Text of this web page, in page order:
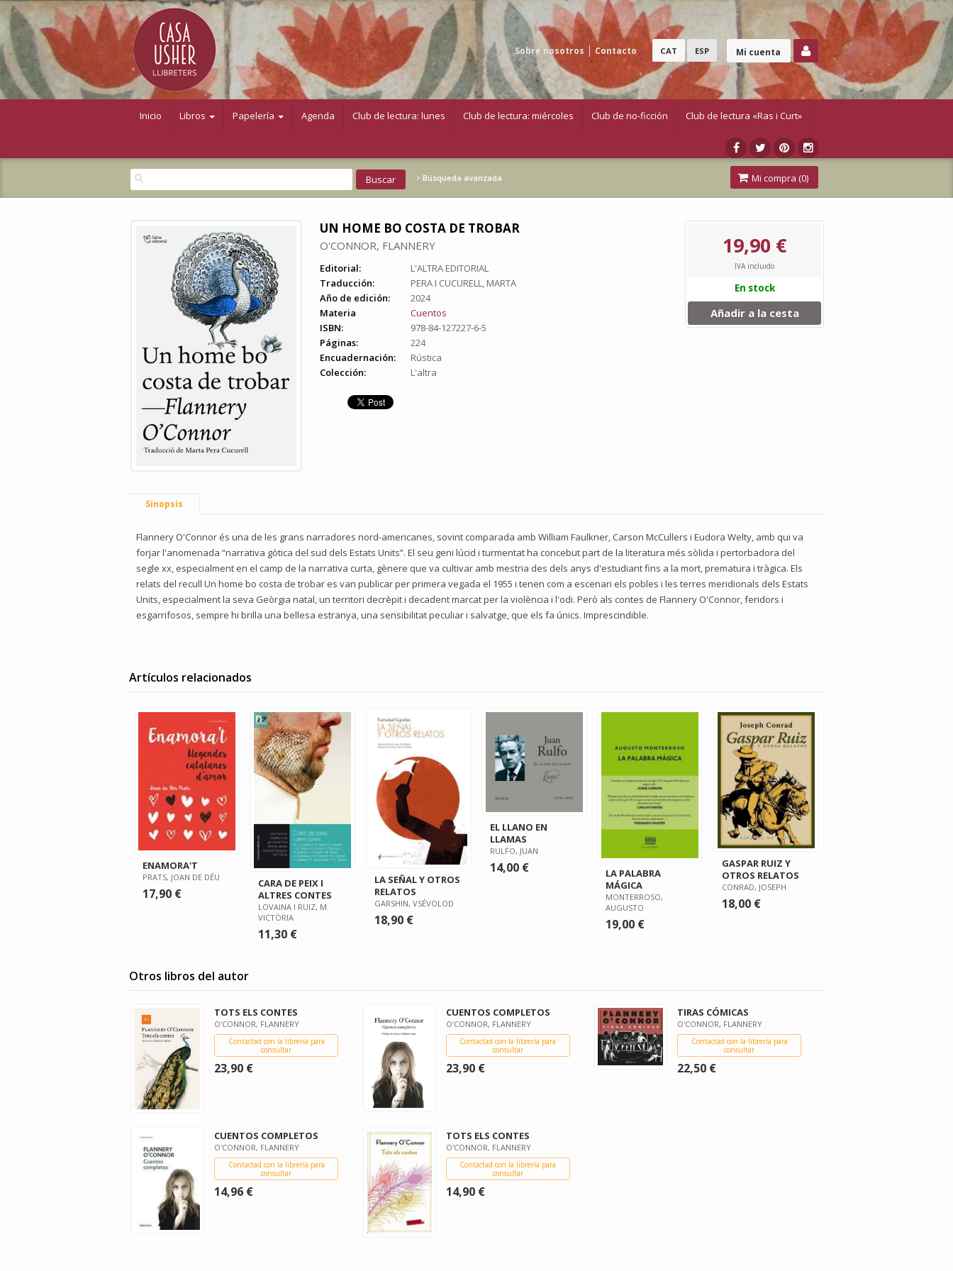
Mi cuenta
CAT ESP
Sobre nosotros Contacto
Inicio Libros Papelería Agenda Club de lectura: lunes Club de lectura: miércoles Club de no-ficción Club de lectura «Ras i Curt»
Búsqueda avanzada Mi compra (0)
UN HOME BO COSTA DE TROBAR
O'CONNOR, FLANNERY
Editorial:
L'ALTRA EDITORIAL
Traducción:
PERA I CUCURELL, MARTA
Año de edición:
2024
Materia
Cuentos
ISBN:
978-84-127227-6-5
Páginas:
224
Encuadernación:
Rústica
Colección:
L'altra
19,90 €
IVA incluido
En stock
Añadir a la cesta
Sinopsis
Flannery O'Connor és una de les grans narradores nord-americanes, sovint comparada amb William Faulkner, Carson McCullers i Eudora Welty, amb qui va
forjar l'anomenada “narrativa gòtica del sud dels Estats Units”. El seu geni lúcid i turmentat ha concebut part de la literatura més sòlida i pertorbadora del
segle xx, especialment en el camp de la narrativa curta, gènere que va cultivar amb mestria des dels anys d'estudiant fins a la mort, prematura i tràgica. Els
relats del recull Un home bo costa de trobar es van publicar per primera vegada el 1955 i tenen com a escenari els pobles i les terres meridionals dels Estats
Units, especialment la seva Geòrgia natal, un territori decrèpit i decadent marcat per la violència i l'odi. Però als contes de Flannery O'Connor, feridors i
esgarrifosos, sempre hi brilla una bellesa estranya, una sensibilitat peculiar i salvatge, que els fa únics. Imprescindible.
Artículos relacionados
ENAMORA'T
PRATS, JOAN DE DÉU
17,90 €
CARA DE PEIX I
ALTRES CONTES
LOVAINA I RUIZ, M.
VICTÒRIA
11,30 €
LA SEÑAL Y OTROS
RELATOS
GARSHIN, VSÉVOLOD
18,90 €
EL LLANO EN
LLAMAS
RULFO, JUAN
14,00 €
LA PALABRA
MÁGICA
MONTERROSO,
AUGUSTO
19,00 €
GASPAR RUIZ Y
OTROS RELATOS
CONRAD, JOSEPH
18,00 €
Otros libros del autor
TOTS ELS CONTES
O'CONNOR, FLANNERY
Contactad con la librería para
consultar
23,90 €
CUENTOS COMPLETOS
O'CONNOR, FLANNERY
Contactad con la librería para
consultar
23,90 €
TIRAS CÓMICAS
O'CONNOR, FLANNERY
Contactad con la librería para
consultar
22,50 €
CUENTOS COMPLETOS
O'CONNOR, FLANNERY
Contactad con la librería para
consultar
14,96 €
TOTS ELS CONTES
O'CONNOR, FLANNERY
Contactad con la librería para
consultar
14,90 €